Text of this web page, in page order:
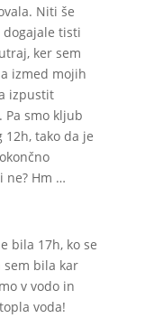
Niti še
dogajale tisti
ker sem
izmed mojih
izpustit
smo kljub
tako da je
ne? Hm …
bila 17h, ko se
sem bila kar
v vodo in
voda!